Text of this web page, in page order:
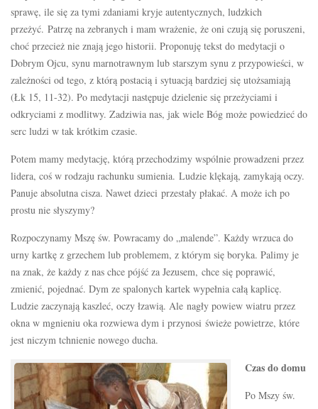
sprawę, ile się za tymi zdaniami kryje autentycznych, ludzkich
przeżyć. Patrzę na zebranych i mam wrażenie, że oni czują się poruszeni,
choć przecież nie znają jego historii. Proponuję tekst do medytacji o
Dobrym Ojcu, synu marnotrawnym lub starszym synu z przypowieści, w
zależności od tego, z którą postacią i sytuacją bardziej się utożsamiają
(Łk 15, 11-32). Po medytacji następuje dzielenie się przeżyciami i
odkryciami z modlitwy. Zadziwia nas, jak wiele Bóg może powiedzieć do
serc ludzi w tak krótkim czasie.
Potem mamy medytację, którą przechodzimy wspólnie prowadzeni przez
lidera, coś w rodzaju rachunku sumienia. Ludzie klękają, zamykają oczy.
Panuje absolutna cisza. Nawet dzieci przestały płakać. A może ich po
prostu nie słyszymy?
Rozpoczynamy Mszę św. Powracamy do „malende”. Każdy wrzuca do
urny kartkę z grzechem lub problemem, z którym się boryka. Palimy je
na znak, że każdy z nas chce pójść za Jezusem, chce się poprawić,
zmienić, pojednać. Dym ze spalonych kartek wypełnia całą kaplicę.
Ludzie zaczynają kaszleć, oczy łzawią. Ale nagły powiew wiatru przez
okna w mgnieniu oka rozwiewa dym i przynosi świeże powietrze, które
jest niczym tchnienie nowego ducha.
Czas do domu
Po Mszy św.